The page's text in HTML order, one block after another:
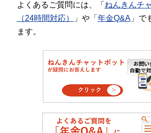
よくあるご質問には、「 ねんきんチ
（24時間対応）
」や「 年金Q&A」で
ます。